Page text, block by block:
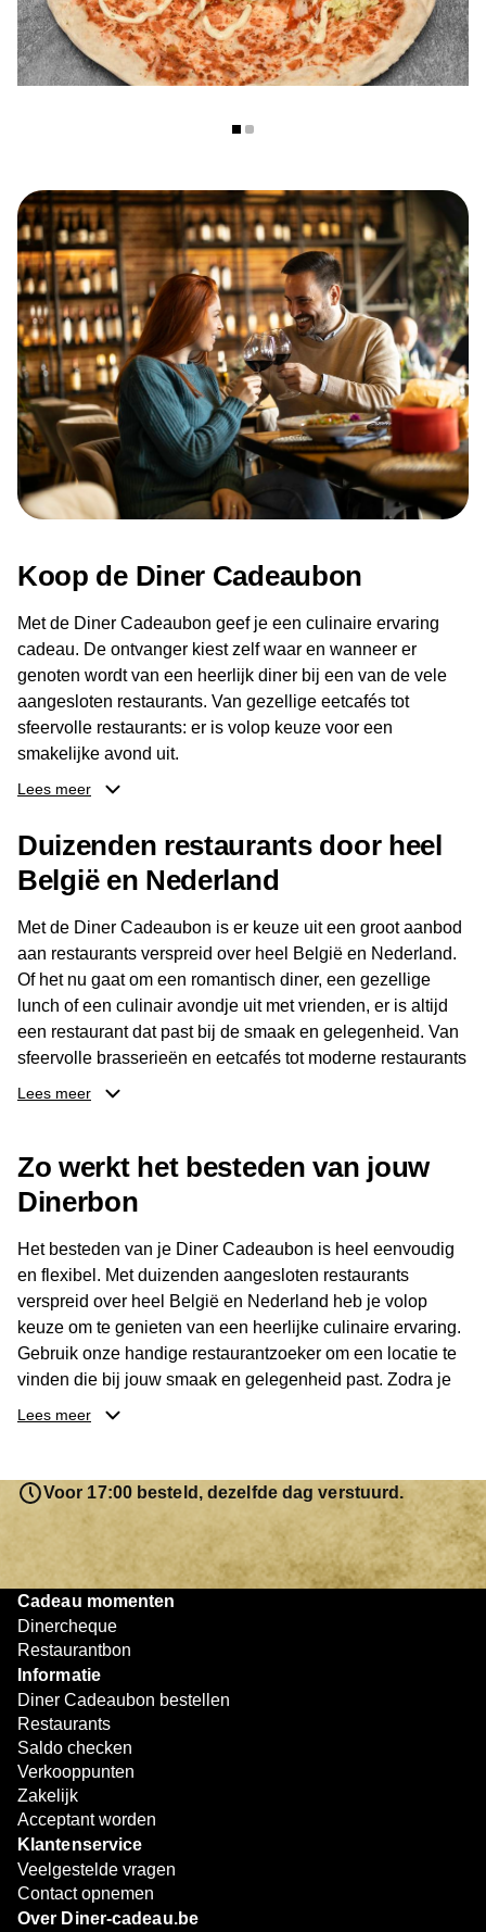
Koop de Diner Cadeaubon
Met de Diner Cadeaubon geef je een culinaire ervaring
cadeau. De ontvanger kiest zelf waar en wanneer er
genoten wordt van een heerlijk diner bij een van de vele
aangesloten restaurants. Van gezellige eetcafés tot
sfeervolle restaurants: er is volop keuze voor een
smakelijke avond uit.
ontvanger eenvoudig een locatie kiezen die past bij de
smaak en gelegenheid. Zo geeft de Diner Cadeaubon niet
alleen een diner, maar ook een gezellig moment om
Lees meer
Duizenden restaurants door heel
België en Nederland
Met de Diner Cadeaubon is er keuze uit een groot aanbod
aan restaurants verspreid over heel België en Nederland.
Of het nu gaat om een romantisch diner, een gezellige
lunch of een culinair avondje uit met vrienden, er is altijd
een restaurant dat past bij de smaak en gelegenheid. Van
sfeervolle brasserieën en eetcafés tot moderne restaurants
en gastronomische locaties: er is voor ieder wat wils.
buurt, bijvoorbeeld in Brussel, Antwerpen, Gent of Brugge.
De ontvanger kiest zelf waar en wanneer er wordt genoten
van deze culinaire ervaring. Zo is de Diner Cadeaubon
niet alleen een diner, maar een bijzondere belevenis.
Lees meer
Zo werkt het besteden van jouw
Dinerbon
Het besteden van je Diner Cadeaubon is heel eenvoudig
en flexibel. Met duizenden aangesloten restaurants
verspreid over heel België en Nederland heb je volop
keuze om te genieten van een heerlijke culinaire ervaring.
Gebruik onze handige restaurantzoeker om een locatie te
vinden die bij jouw smaak en gelegenheid past. Zodra je
je keuze hebt gemaakt, kun je eenvoudig reserveren en na
resterende bedrag blijft gewoon op de bon staan en kan
later worden gebruikt. Zo geniet je keer op keer van
bijzondere eetmomenten.
Lees meer
Voor 17:00 besteld, dezelfde dag verstuurd.
Cadeau momenten
Dinercheque
Restaurantbon
Informatie
Diner Cadeaubon bestellen
Restaurants
Saldo checken
Verkooppunten
Zakelijk
Acceptant worden
Klantenservice
Veelgestelde vragen
Contact opnemen
Over Diner-cadeau.be